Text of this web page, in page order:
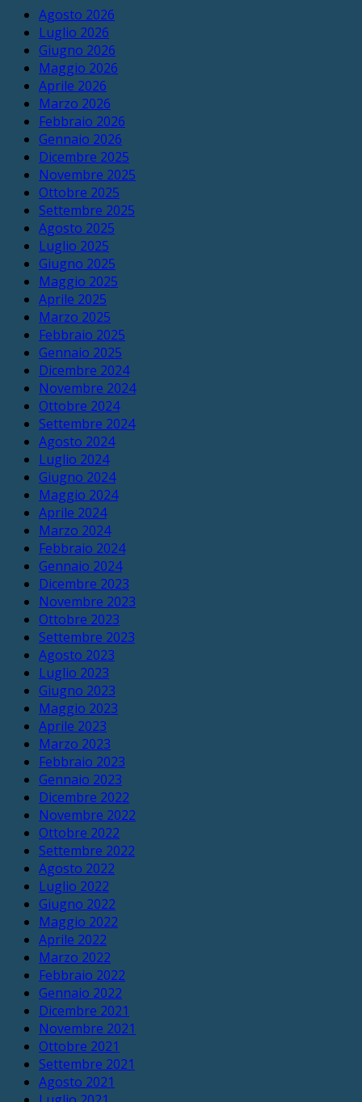
Agosto 2026
Luglio 2026
Giugno 2026
Maggio 2026
Aprile 2026
Marzo 2026
Febbraio 2026
Gennaio 2026
Dicembre 2025
Novembre 2025
Ottobre 2025
Settembre 2025
Agosto 2025
Luglio 2025
Giugno 2025
Maggio 2025
Aprile 2025
Marzo 2025
Febbraio 2025
Gennaio 2025
Dicembre 2024
Novembre 2024
Ottobre 2024
Settembre 2024
Agosto 2024
Luglio 2024
Giugno 2024
Maggio 2024
Aprile 2024
Marzo 2024
Febbraio 2024
Gennaio 2024
Dicembre 2023
Novembre 2023
Ottobre 2023
Settembre 2023
Agosto 2023
Luglio 2023
Giugno 2023
Maggio 2023
Aprile 2023
Marzo 2023
Febbraio 2023
Gennaio 2023
Dicembre 2022
Novembre 2022
Ottobre 2022
Settembre 2022
Agosto 2022
Luglio 2022
Giugno 2022
Maggio 2022
Aprile 2022
Marzo 2022
Febbraio 2022
Gennaio 2022
Dicembre 2021
Novembre 2021
Ottobre 2021
Settembre 2021
Agosto 2021